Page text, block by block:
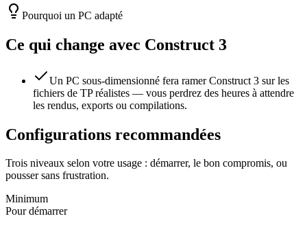
Pourquoi un PC adapté
Ce qui change avec Construct 3
Un PC sous-dimensionné fera ramer Construct 3 sur les
fichiers de TP réalistes — vous perdrez des heures à attendre
les rendus, exports ou compilations.
Configurations recommandées
Trois niveaux selon votre usage : démarrer, le bon compromis, ou
pousser sans frustration.
Minimum
Pour démarrer